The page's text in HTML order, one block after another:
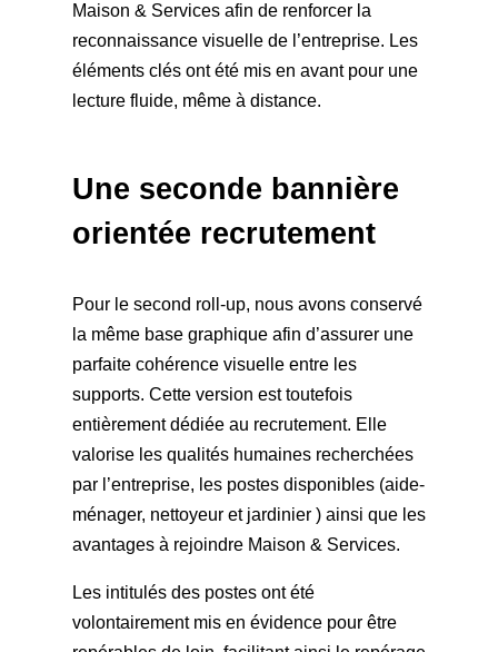
Maison & Services afin de renforcer la
reconnaissance visuelle de l’entreprise. Les
éléments clés ont été mis en avant pour une
lecture fluide, même à distance.
Une seconde bannière
orientée recrutement
Pour le second roll-up, nous avons conservé
la même base graphique afin d’assurer une
parfaite cohérence visuelle entre les
supports. Cette version est toutefois
entièrement dédiée au recrutement. Elle
valorise les qualités humaines recherchées
par l’entreprise, les postes disponibles (aide-
ménager, nettoyeur et jardinier ) ainsi que les
avantages à rejoindre Maison & Services.
Les intitulés des postes ont été
volontairement mis en évidence pour être